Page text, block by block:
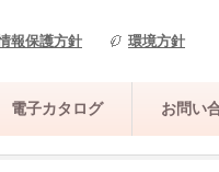
報保護方針 環境方針
電子カタログ お問い